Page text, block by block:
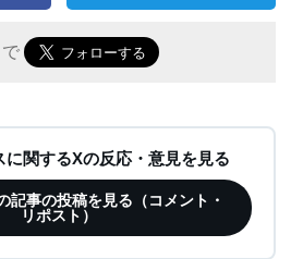
に関するXの反応・意見を見る
記事の投稿を見る（コメント・
リポスト）